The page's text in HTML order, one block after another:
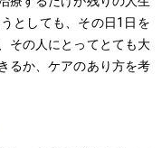
としても、その日1日を
その人にとってとても大
るか、ケアのあり方を考